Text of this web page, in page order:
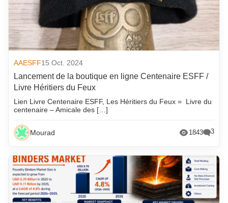
AAESFF15 Oct. 2024
Lancement de la boutique en ligne Centenaire ESFF /
Livre Héritiers du Feux
Lien Livre Centenaire ESFF, Les Héritiers du Feux = Livre du
centenaire – Amicale des […]
Mourad 1843 3